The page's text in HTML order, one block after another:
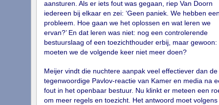
aansturen. Als er iets fout was gegaan, riep Van Doorn
iedereen bij elkaar en zei: ‘Geen paniek. We hebben
probleem. Hoe gaan we het oplossen en wat leren we
ervan?’ En dat leren was niet: nog een controlerende
bestuurslaag of een toezichthouder erbij, maar gewoon:
moeten we de volgende keer niet meer doen?
Meijer vindt die nuchtere aanpak veel effectiever dan de
tegenwoordige Pavlov-reactie van Kamer en media na
fout in het openbaar bestuur. Nu klinkt er meteen een
om meer regels en toezicht. Het antwoord moet volgens